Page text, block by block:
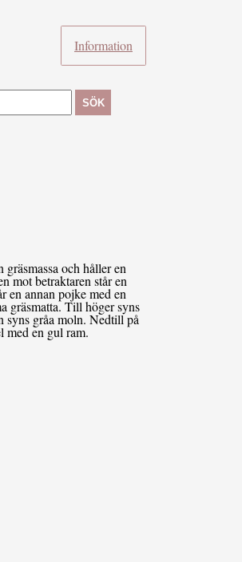
Information
SÖK
och håller en
mot betraktaren står en
en annan pojke med en
gräsmatta. Till höger syns
syns gråa moln. Nedtill på
med en gul ram.